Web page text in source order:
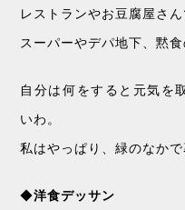
レストランやお豆腐屋さ
スーパーやデパ地下、黙食
自分は何をすると元気を
いわ。
私はやっぱり、緑のなか
◆洋食デッサン